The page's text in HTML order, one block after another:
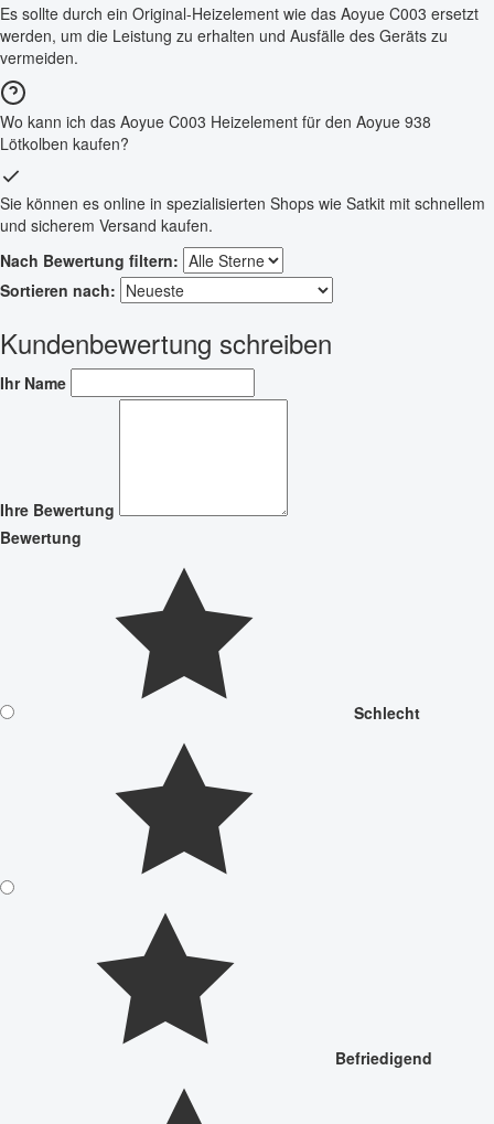
Es sollte durch ein Original-Heizelement wie das Aoyue C003 ersetzt
werden, um die Leistung zu erhalten und Ausfälle des Geräts zu
vermeiden.
Wo kann ich das Aoyue C003 Heizelement für den Aoyue 938
Lötkolben kaufen?
Sie können es online in spezialisierten Shops wie Satkit mit schnellem
und sicherem Versand kaufen.
Nach Bewertung filtern:
Sortieren nach:
Kundenbewertung schreiben
Ihr Name
Ihre Bewertung
Bewertung
Schlecht
Befriedigend